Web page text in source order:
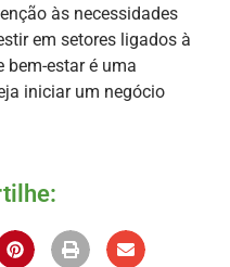
às necessidades
em setores ligados à
bem-estar é uma
iniciar um negócio